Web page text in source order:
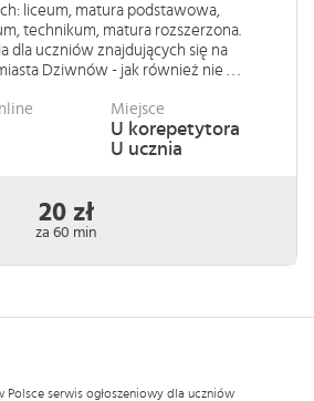
liceum, matura podstawowa,
technikum, matura rozszerzona.
dla uczniów znajdujących się na
Dziwnów - jak również nie . . .
Miejsce
U korepetytora
U ucznia
20 zł
za 60 min
serwis ogłoszeniowy dla uczniów